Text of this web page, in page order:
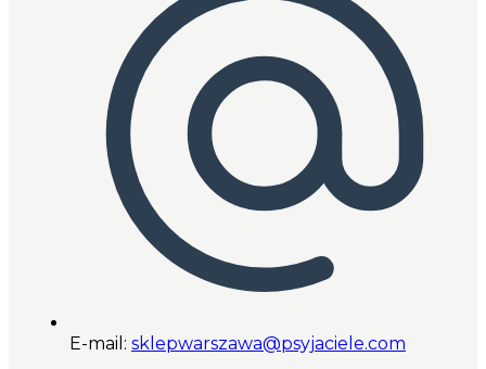
E-mail: sklepwarszawa@psyjaciele.com